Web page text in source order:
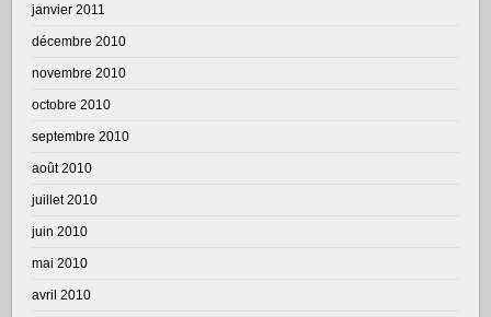
janvier 2011
décembre 2010
novembre 2010
octobre 2010
septembre 2010
août 2010
juillet 2010
juin 2010
mai 2010
avril 2010